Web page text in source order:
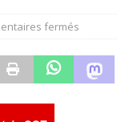
fermés